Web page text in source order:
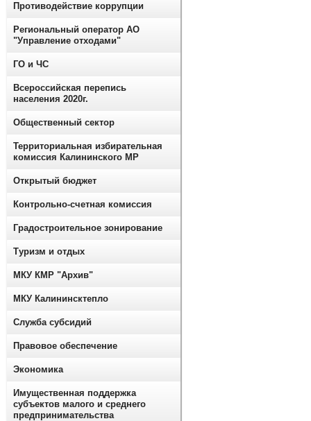
Противодействие коррупции
Региональный оператор АО
"Управление отходами"
ГО и ЧС
Всероссийская перепись
населения 2020г.
Общественный сектор
Территориальная избирательная
комиссия Калининского МР
Открытый бюджет
Контрольно-счетная комиссия
Градостроительное зонирование
Туризм и отдых
МКУ КМР "Архив"
МКУ Калининсктепло
Служба субсидий
Правовое обеспечение
Экономика
Имущественная поддержка
субъектов малого и среднего
предпринимательства